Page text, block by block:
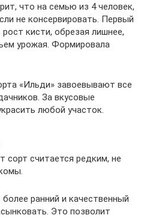
что на семью из 4 человек,
не консервировать. Первый
кисти, обрезая лишнее,
урожая. Формировала
«Ильди» завоевывают все
За вкусовые
любой участок.
сорт считается редким, не
ранний и качественный
Это позволит